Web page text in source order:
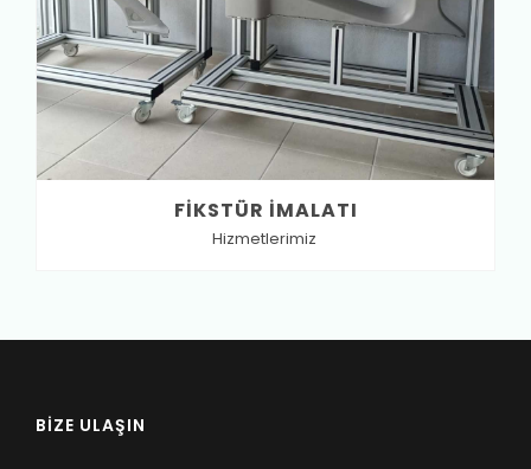
FIKSTÜR İMALATI
Hizmetlerimiz
BIZE ULAŞIN